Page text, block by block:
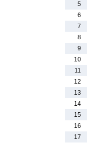
5
6
7
8
9
10
11
12
13
14
15
16
17